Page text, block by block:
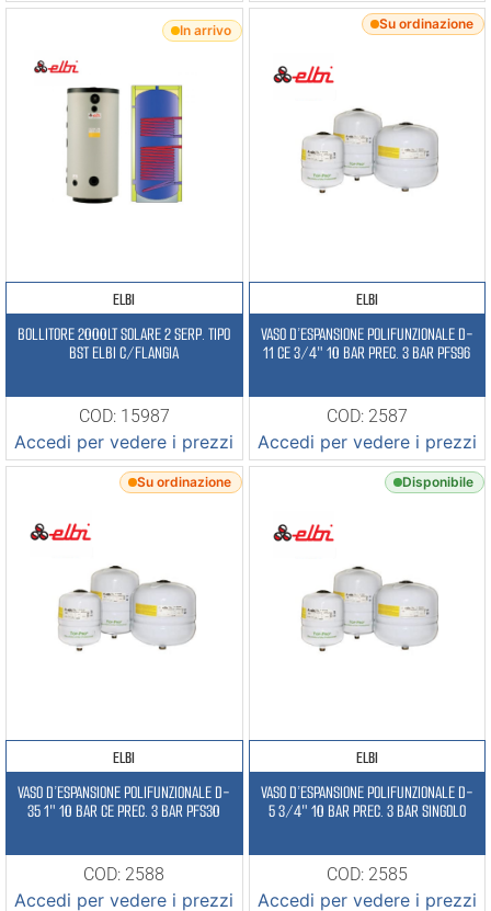
In arrivo
ELBI
BOLLITORE 2000LT SOLARE 2 SERP. TIPO
BST ELBI C/FLANGIA
COD: 15987
Accedi per vedere i prezzi
Su ordinazione
ELBI
VASO D’ESPANSIONE POLIFUNZIONALE D-
11 CE 3/4″ 10 BAR PREC. 3 BAR PFS96
COD: 2587
Accedi per vedere i prezzi
Su ordinazione
ELBI
VASO D’ESPANSIONE POLIFUNZIONALE D-
35 1″ 10 BAR CE PREC. 3 BAR PFS30
COD: 2588
Accedi per vedere i prezzi
Disponibile
ELBI
VASO D’ESPANSIONE POLIFUNZIONALE D-
5 3/4″ 10 BAR PREC. 3 BAR SINGOLO
COD: 2585
Accedi per vedere i prezzi